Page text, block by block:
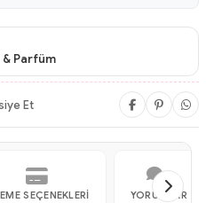
& Parfüm
Et
SEÇENEKLERI YORUMLAR